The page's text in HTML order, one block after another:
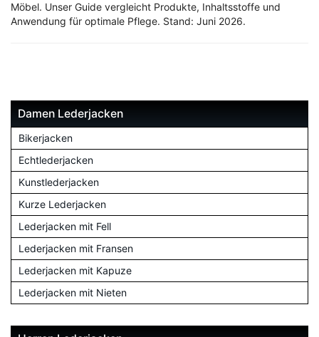
Möbel. Unser Guide vergleicht Produkte, Inhaltsstoffe und
Anwendung für optimale Pflege. Stand: Juni 2026.
Damen Lederjacken
Bikerjacken
Echtlederjacken
Kunstlederjacken
Kurze Lederjacken
Lederjacken mit Fell
Lederjacken mit Fransen
Lederjacken mit Kapuze
Lederjacken mit Nieten